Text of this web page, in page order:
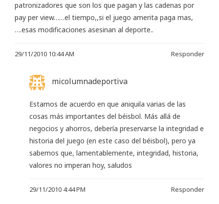
patronizadores que son los que pagan y las cadenas por
pay per view……el tiempo,,si el juego amerita paga mas,
….esas modificaciones asesinan al deporte..
29/11/2010 10:44 AM Responder
micolumnadeportiva
Estamos de acuerdo en que aniquila varias de las
cosas más importantes del béisbol. Más allá de
negocios y ahorros, debería preservarse la integridad e
historia del juego (en este caso del béisbol), pero ya
sabemos que, lamentablemente, integridad, historia,
valores no imperan hoy, saludos
29/11/2010 4:44 PM Responder